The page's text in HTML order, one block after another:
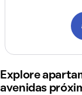
Explore
avenidas